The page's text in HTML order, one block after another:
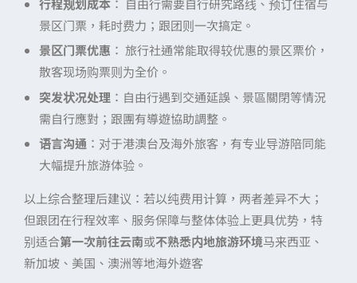
行程规划成本： 自由行需要自行研究路线、预订住宿与
景区门票，耗时费力；跟团则一次搞定。
景区门票优惠 ： 旅行社通常能取得较优惠的景区票价，
散客现场购票则为全价。
突发状况处理 ：自由行遇到交通延誤、景區關閉等情況
需自行應對；跟團有導遊協助調整。
语言沟通：对于港澳台及海外旅客，有专业导游陪同能
大幅提升旅游体验。
以上综合整理后建议：若以纯费用计算，两者差异不大；
但跟团在行程效率、服务保障与整体体验上更具优势，特
别适合第一次前往云南或不熟悉内地旅游环境马来西亚、
新加坡、美国、澳洲等地海外遊客